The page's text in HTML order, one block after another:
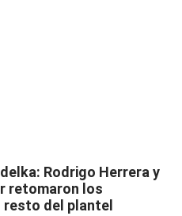
Rodrigo Herrera y
retomaron los
resto del plantel